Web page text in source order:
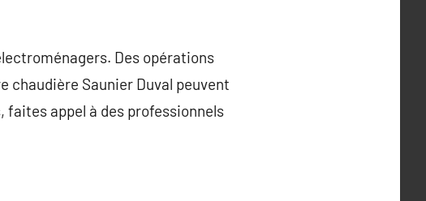
Des opérations
chaudière Saunier Duval peuvent
faites appel à des professionnels